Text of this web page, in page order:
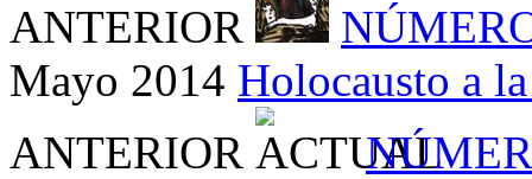
ANTERIOR
Mayo 2014 Holocausto a
ANTERIOR